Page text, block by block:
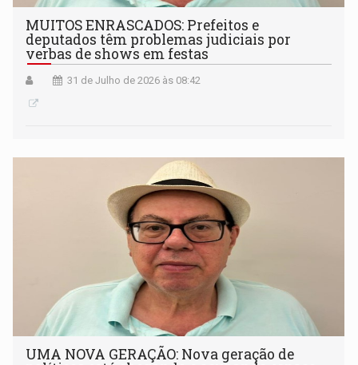
MUITOS ENRASCADOS: Prefeitos e
deputados têm problemas judiciais por
verbas de shows em festas
31 de Julho de 2026 às 08:42
UMA NOVA GERAÇÃO: Nova geração de